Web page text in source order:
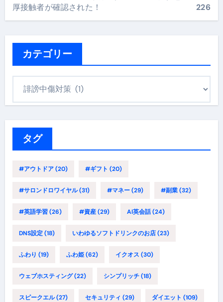
厚接触者が確認された！
226
カテゴリー
タグ
#アウトドア(20) #ギフト (20)
#サロンドロワイヤル(31) #マネー(29) #副業(32)
#英語学習(26) #資産(29) AI英会話(24)
DNS設定(18) いわゆるソフトドリンクのお店(23)
ふわり (19) ふわ姫(62) イクオス (30)
ウェブホスティング(22) シンプリッチ(18)
スピークエル(27) セキュリティ (29) ダイエット (109)